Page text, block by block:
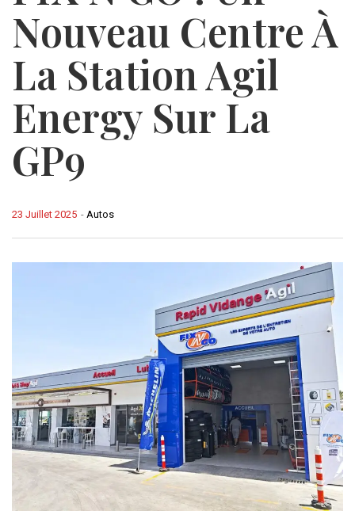
Nouveau Centre À
La Station Agil
Energy Sur La
GP9
- Autos
23 Juillet 2025